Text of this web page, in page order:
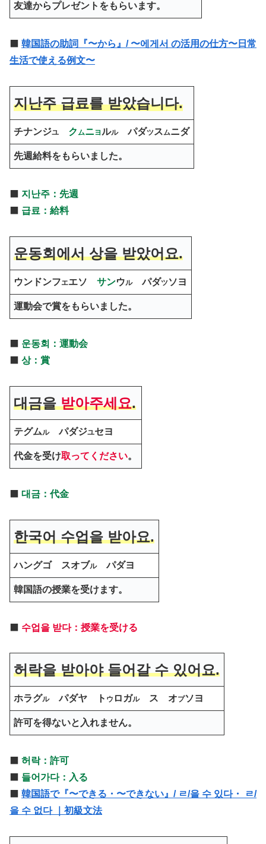
友達からプレゼントをもらいます。
韓国語の助詞『〜から』/ 〜에게서 の活用の仕方〜日常
生活で使える例文〜
지난주급료를 받았습니다.
チナンジユ クムニヨルルパダツスムニダ
先週給料をもらいました。
지난주：先週
급료：給料
운동회에서상을 받았어요.
ウンドンフエエソサンウルパダツソヨ
運動会で賞をもらいました。
운동회 ：運動会
상：賞
대금을받아주세요.
テグムルパダジユセヨ
代金を受け取ってください。
대금：代金
한국어 수업을 받아요.
ハングゴ スオブルパダヨ
韓国語の授業を受けます。
수업을 받다：授業を受ける
허락을 받아야 들어갈 수 있어요.
ホラグルパダヤ ト ウ ロガル ス オプソヨ
許可を得ないと入れません。
허락：許可
들어가다：入る
韓国語で『〜できる・〜できない』/ ㄹ/을 수 있다・ ㄹ/
을 수 없다 ｜初級文法